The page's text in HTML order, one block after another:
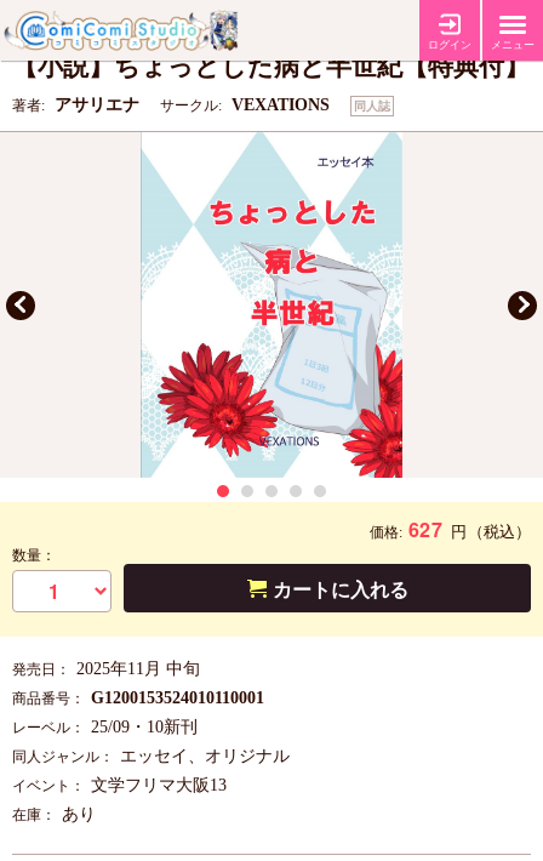
ログイン メニュー
特典 【しおり2種】
【小説】ちょっとした病と半世紀【特典付】
著者: アサリエナ サークル: VEXATIONS 同人誌
価格: 627 円 （税込）
数量：
カートに入れる
発売日： 2025年11月 中旬
商品番号： G1200153524010110001
レーベル： 25/09・10新刊
同人ジャンル： エッセイ、オリジナル
イベント： 文学フリマ大阪13
在庫： あり